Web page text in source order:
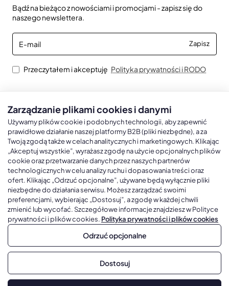
Bądź na bieżąco z nowościami i promocjami - zapisz się do
naszego newslettera.
E-
mail
Zapisz
Przeczytałem i akceptuję Polityka prywatności i RODO
Kalendarze książkowe A5
Kalendarze książkowe A4
Kalendarze książkowe B5
Kalendarze książkowe A6 i B6
Kalendarze książkowe z własną oprawą
Kalendarze Ścienne
Kalendarze trójdzielne
Kalendarze jednodzielne
Kalendarze czterodzielne
Kalendarze Wieloplanszowe
Kalendarze Wielopanszowe, Plakatowe
Copyright © 2026, Gadżetowy.pl, All Rights Reserved, Platforma
Zarządzanie plikami cookies i danymi
Używamy plików cookie i podobnych technologii, aby zapewnić
prawidłowe działanie naszej platformy B2B (pliki niezbędne), a za
Twoją zgodą także w celach analitycznych i marketingowych. Klikając
„Akceptuj wszystkie”, wyrażasz zgodę na użycie opcjonalnych plików
cookie oraz przetwarzanie danych przez naszych partnerów
technologicznych w celu analizy ruchu i dopasowania treści oraz
ofert. Klikając „Odrzuć opcjonalne”, używane będą wyłącznie pliki
niezbędne do działania serwisu. Możesz zarządzać swoimi
preferencjami, wybierając „Dostosuj”, a zgodę w każdej chwili
zmienić lub wycofać. Szczegółowe informacje znajdziesz w Polityce
prywatności i plików cookies. Polityka prywatności i plików cookies
Odrzuć opcjonalne
Dostosuj